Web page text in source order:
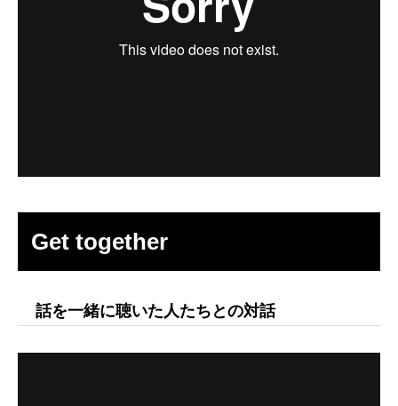
Get together
話を一緒に聴いた人たちとの対話